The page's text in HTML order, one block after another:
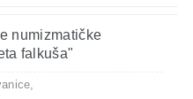
numizmatičke
falkuša"